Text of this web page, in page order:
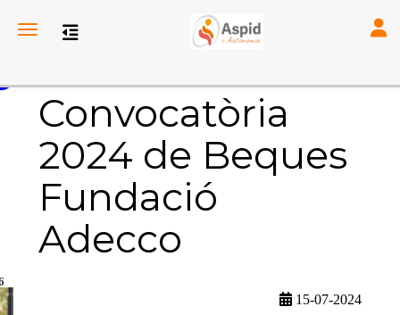
Toggle navigation
Convocatòria
2024 de Beques
Fundació
Adecco
15-07-2024